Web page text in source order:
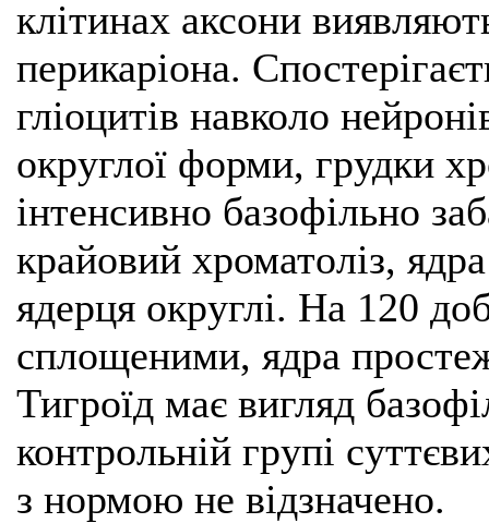
клітинах аксони
перикаріона.
гліоцитів навколо
округлої форми, грудки
інтенсивно базофільно
крайовий хроматоліз,
ядерця округлі. На 120
сплощеними, ядра
Тигроїд має вигляд
контрольній групі
з нормою не відзначено.